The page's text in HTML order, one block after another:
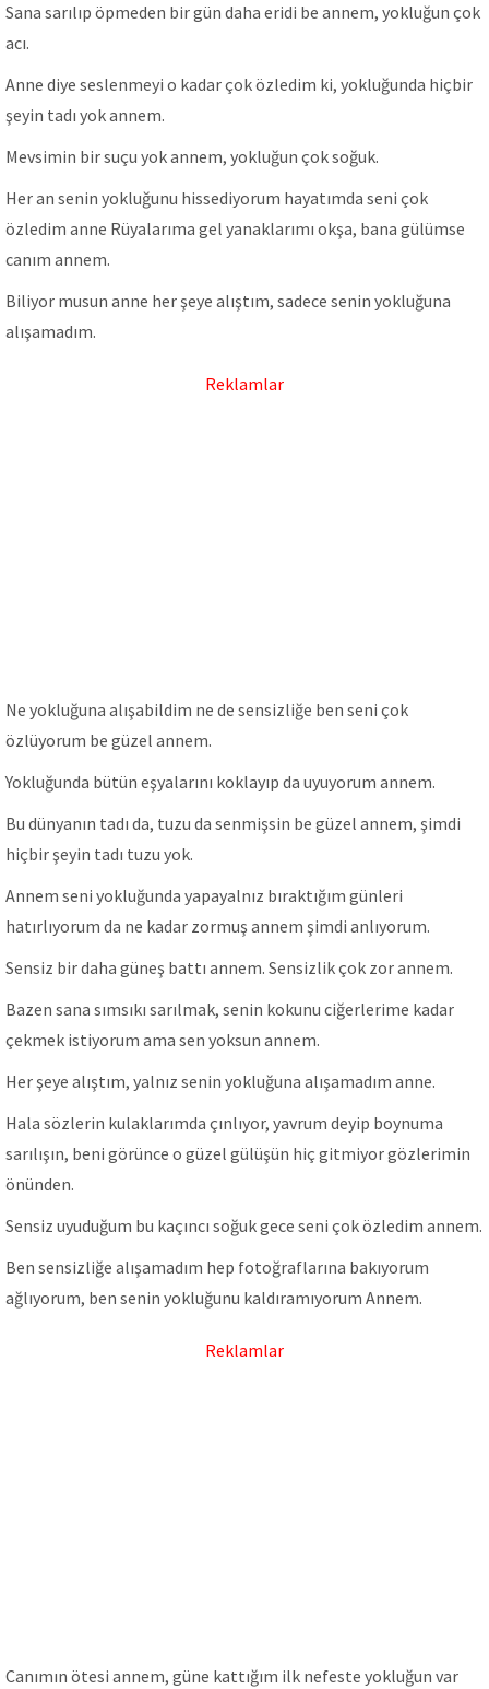
Sana sarılıp öpmeden bir gün daha eridi be annem, yokluğun çok
acı.
Anne diye seslenmeyi o kadar çok özledim ki, yokluğunda hiçbir
şeyin tadı yok annem.
Mevsimin bir suçu yok annem, yokluğun çok soğuk.
Her an senin yokluğunu hissediyorum hayatımda seni çok
özledim anne Rüyalarıma gel yanaklarımı okşa, bana gülümse
canım annem.
Biliyor musun anne her şeye alıştım, sadece senin yokluğuna
alışamadım.
Reklamlar
Ne yokluğuna alışabildim ne de sensizliğe ben seni çok
özlüyorum be güzel annem.
Yokluğunda bütün eşyalarını koklayıp da uyuyorum annem.
Bu dünyanın tadı da, tuzu da senmişsin be güzel annem, şimdi
hiçbir şeyin tadı tuzu yok.
Annem seni yokluğunda yapayalnız bıraktığım günleri
hatırlıyorum da ne kadar zormuş annem şimdi anlıyorum.
Sensiz bir daha güneş battı annem. Sensizlik çok zor annem.
Bazen sana sımsıkı sarılmak, senin kokunu ciğerlerime kadar
çekmek istiyorum ama sen yoksun annem.
Her şeye alıştım, yalnız senin yokluğuna alışamadım anne.
Hala sözlerin kulaklarımda çınlıyor, yavrum deyip boynuma
sarılışın, beni görünce o güzel gülüşün hiç gitmiyor gözlerimin
önünden.
Sensiz uyuduğum bu kaçıncı soğuk gece seni çok özledim annem.
Ben sensizliğe alışamadım hep fotoğraflarına bakıyorum
ağlıyorum, ben senin yokluğunu kaldıramıyorum Annem.
Reklamlar
Canımın ötesi annem, güne kattığım ilk nefeste yokluğun var